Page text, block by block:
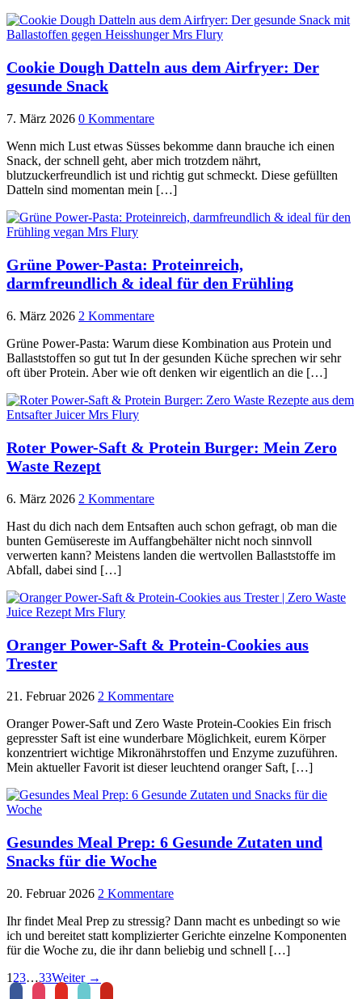
Cookie Dough Datteln aus dem Airfryer: Der
gesunde Snack
7. März 2026 0 Kommentare
Wenn mich Lust etwas Süsses bekomme dann brauche ich einen
Snack, der schnell geht, aber mich trotzdem nährt,
blutzuckerfreundlich ist und richtig gut schmeckt. Diese gefüllten
Datteln sind momentan mein […]
Grüne Power-Pasta: Proteinreich,
darmfreundlich & ideal für den Frühling
6. März 2026 2 Kommentare
Grüne Power-Pasta: Warum diese Kombination aus Protein und
Ballaststoffen so gut tut In der gesunden Küche sprechen wir sehr
oft über Protein. Aber wie oft denken wir eigentlich an die […]
Roter Power-Saft & Protein Burger: Mein Zero
Waste Rezept
6. März 2026 2 Kommentare
Hast du dich nach dem Entsaften auch schon gefragt, ob man die
bunten Gemüsereste im Auffangbehälter nicht noch sinnvoll
verwerten kann? Meistens landen die wertvollen Ballaststoffe im
Abfall, dabei sind […]
Oranger Power-Saft & Protein-Cookies aus
Trester
21. Februar 2026 2 Kommentare
Oranger Power-Saft und Zero Waste Protein-Cookies Ein frisch
gepresster Saft ist eine wunderbare Möglichkeit, eurem Körper
konzentriert wichtige Mikronährstoffen und Enzyme zuzuführen.
Mein aktueller Favorit ist dieser leuchtend oranger Saft, […]
Gesundes Meal Prep: 6 Gesunde Zutaten und
Snacks für die Woche
20. Februar 2026 2 Kommentare
Ihr findet Meal Prep zu stressig? Dann macht es unbedingt so wie
ich und bereitet statt komplizierter Gerichte einzelne Komponenten
für die Woche zu, die ihr dann beliebig und schnell […]
1 23…33Weiter →